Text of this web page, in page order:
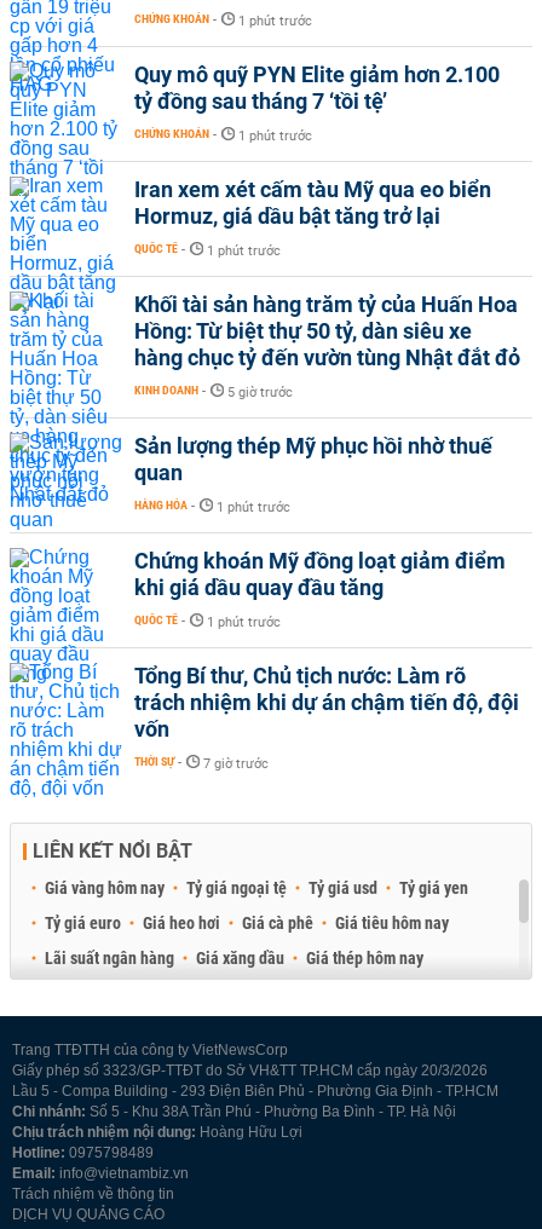
CHỨNG KHOÁN - 1 phút trước
Quy mô quỹ PYN Elite giảm hơn 2.100
tỷ đồng sau tháng 7 ‘tồi tệ’
CHỨNG KHOÁN - 1 phút trước
Iran xem xét cấm tàu Mỹ qua eo biển
Hormuz, giá dầu bật tăng trở lại
QUỐC TẾ - 1 phút trước
Khối tài sản hàng trăm tỷ của Huấn Hoa
Hồng: Từ biệt thự 50 tỷ, dàn siêu xe
hàng chục tỷ đến vườn tùng Nhật đắt đỏ
KINH DOANH - 5 giờ trước
Sản lượng thép Mỹ phục hồi nhờ thuế
quan
HÀNG HÓA - 1 phút trước
Chứng khoán Mỹ đồng loạt giảm điểm
khi giá dầu quay đầu tăng
QUỐC TẾ - 1 phút trước
Tổng Bí thư, Chủ tịch nước: Làm rõ
trách nhiệm khi dự án chậm tiến độ, đội
vốn
THỜI SỰ - 7 giờ trước
LIÊN KẾT NỔI BẬT
Giá vàng hôm nay Tỷ giá ngoại tệ Tỷ giá usd
Tỷ giá yen
Tỷ giá euro
Giá heo hơi Giá cà phê
Giá tiêu hôm nay
Lãi suất ngân hàng
Giá xăng dầu
Giá thép hôm nay
Trang TTĐTTH của công ty VietNewsCorp
Giấy phép số 3323/GP-TTĐT do Sở VH&TT TP.HCM cấp ngày 20/3/2026
Lầu 5 - Compa Building - 293 Điện Biên Phủ - Phường Gia Định - TP.HCM
Chi nhánh: Số 5 - Khu 38A Trần Phú - Phường Ba Đình - TP. Hà Nội
Chịu trách nhiệm nội dung: Hoàng Hữu Lợi
Hotline: 0975798489
Email: info@vietnambiz.vn
Trách nhiệm về thông tin
DỊCH VỤ QUẢNG CÁO